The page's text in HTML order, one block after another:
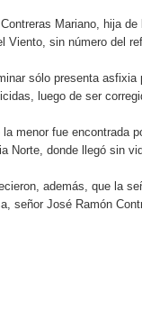
2” llega a
a Angelina Biviana
inaugura
destina RD$5,000
celebra 25 años de
y El
Mariano, hija
Viento, sin número del
sólo presenta
luego de ser
menor fue encontrada
Norte, donde llegó sin
además, que la
señor José Ramón